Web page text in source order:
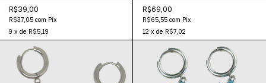
R$39,00
R$37,05 com Pix
9 x de R$5,19
R$69,00
R$65,55 com Pix
12 x de R$7,02